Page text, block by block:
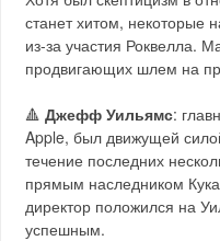
станет хитом, некоторые
из-за участия Роквелла.
продвигающих шлем на
🔺Джефф Уильямс:
Apple, был движущей
течение последних
прямым наследником
директор положился на
успешным.